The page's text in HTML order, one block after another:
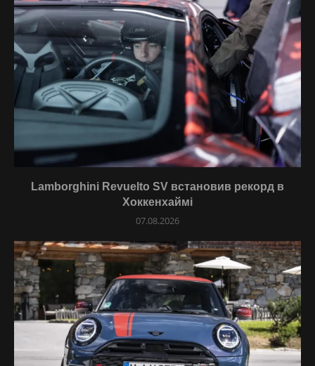
Lamborghini Revuelto SV встановив рекорд в
Хоккенхаймі
07.08.2026